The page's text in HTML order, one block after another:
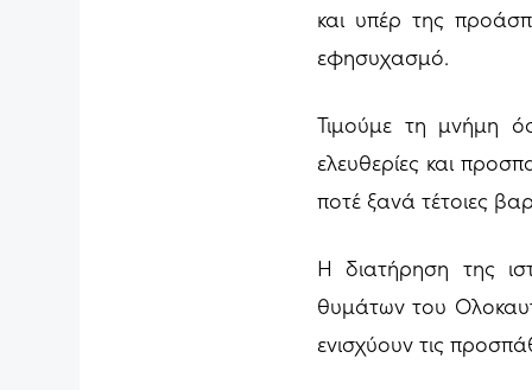
και υπέρ της
εφησυχασμό.
Τιμούμε τη μνήμη
ελευθερίες και
ποτέ ξανά τέτοιες
Η διατήρηση της
θυμάτων του
ενισχύουν τις